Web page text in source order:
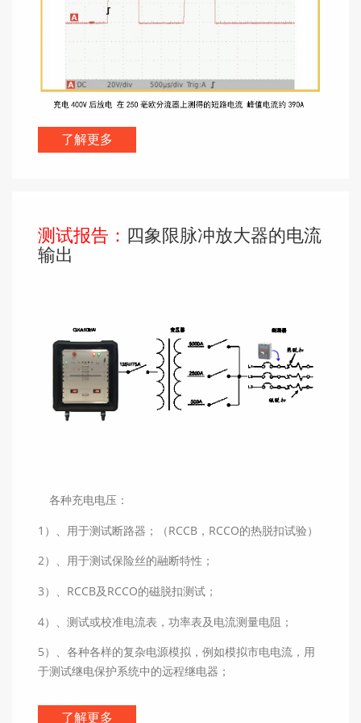
了解更多
测试报告： 四象限脉冲放大器的电流
输出
各种充电电压：
1）、用于测试断路器；（RCCB，RCCO的热脱扣试验）
2）、用于测试保险丝的融断特性；
3）、RCCB及RCCO的磁脱扣测试；
4）、测试或校准电流表，功率表及电流测量电阻；
5）、各种各样的复杂电源模拟，例如模拟市电电流，用
于测试继电保护系统中的远程继电器；
了解更多